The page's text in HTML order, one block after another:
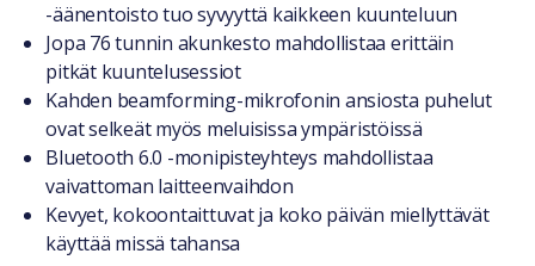
-äänentoisto tuo syvyyttä kaikkeen kuunteluun
Jopa 76 tunnin akunkesto mahdollistaa erittäin
pitkät kuuntelusessiot
Kahden beamforming-mikrofonin ansiosta puhelut
ovat selkeät myös meluisissa ympäristöissä
Bluetooth 6.0 -monipisteyhteys mahdollistaa
vaivattoman laitteenvaihdon
Kevyet, kokoontaittuvat ja koko päivän miellyttävät
käyttää missä tahansa